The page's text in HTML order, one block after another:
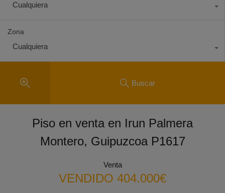
Cualquiera
Zona
Cualquiera
Buscar
Piso en venta en Irun Palmera
Montero, Guipuzcoa P1617
Venta
VENDIDO 404.000€